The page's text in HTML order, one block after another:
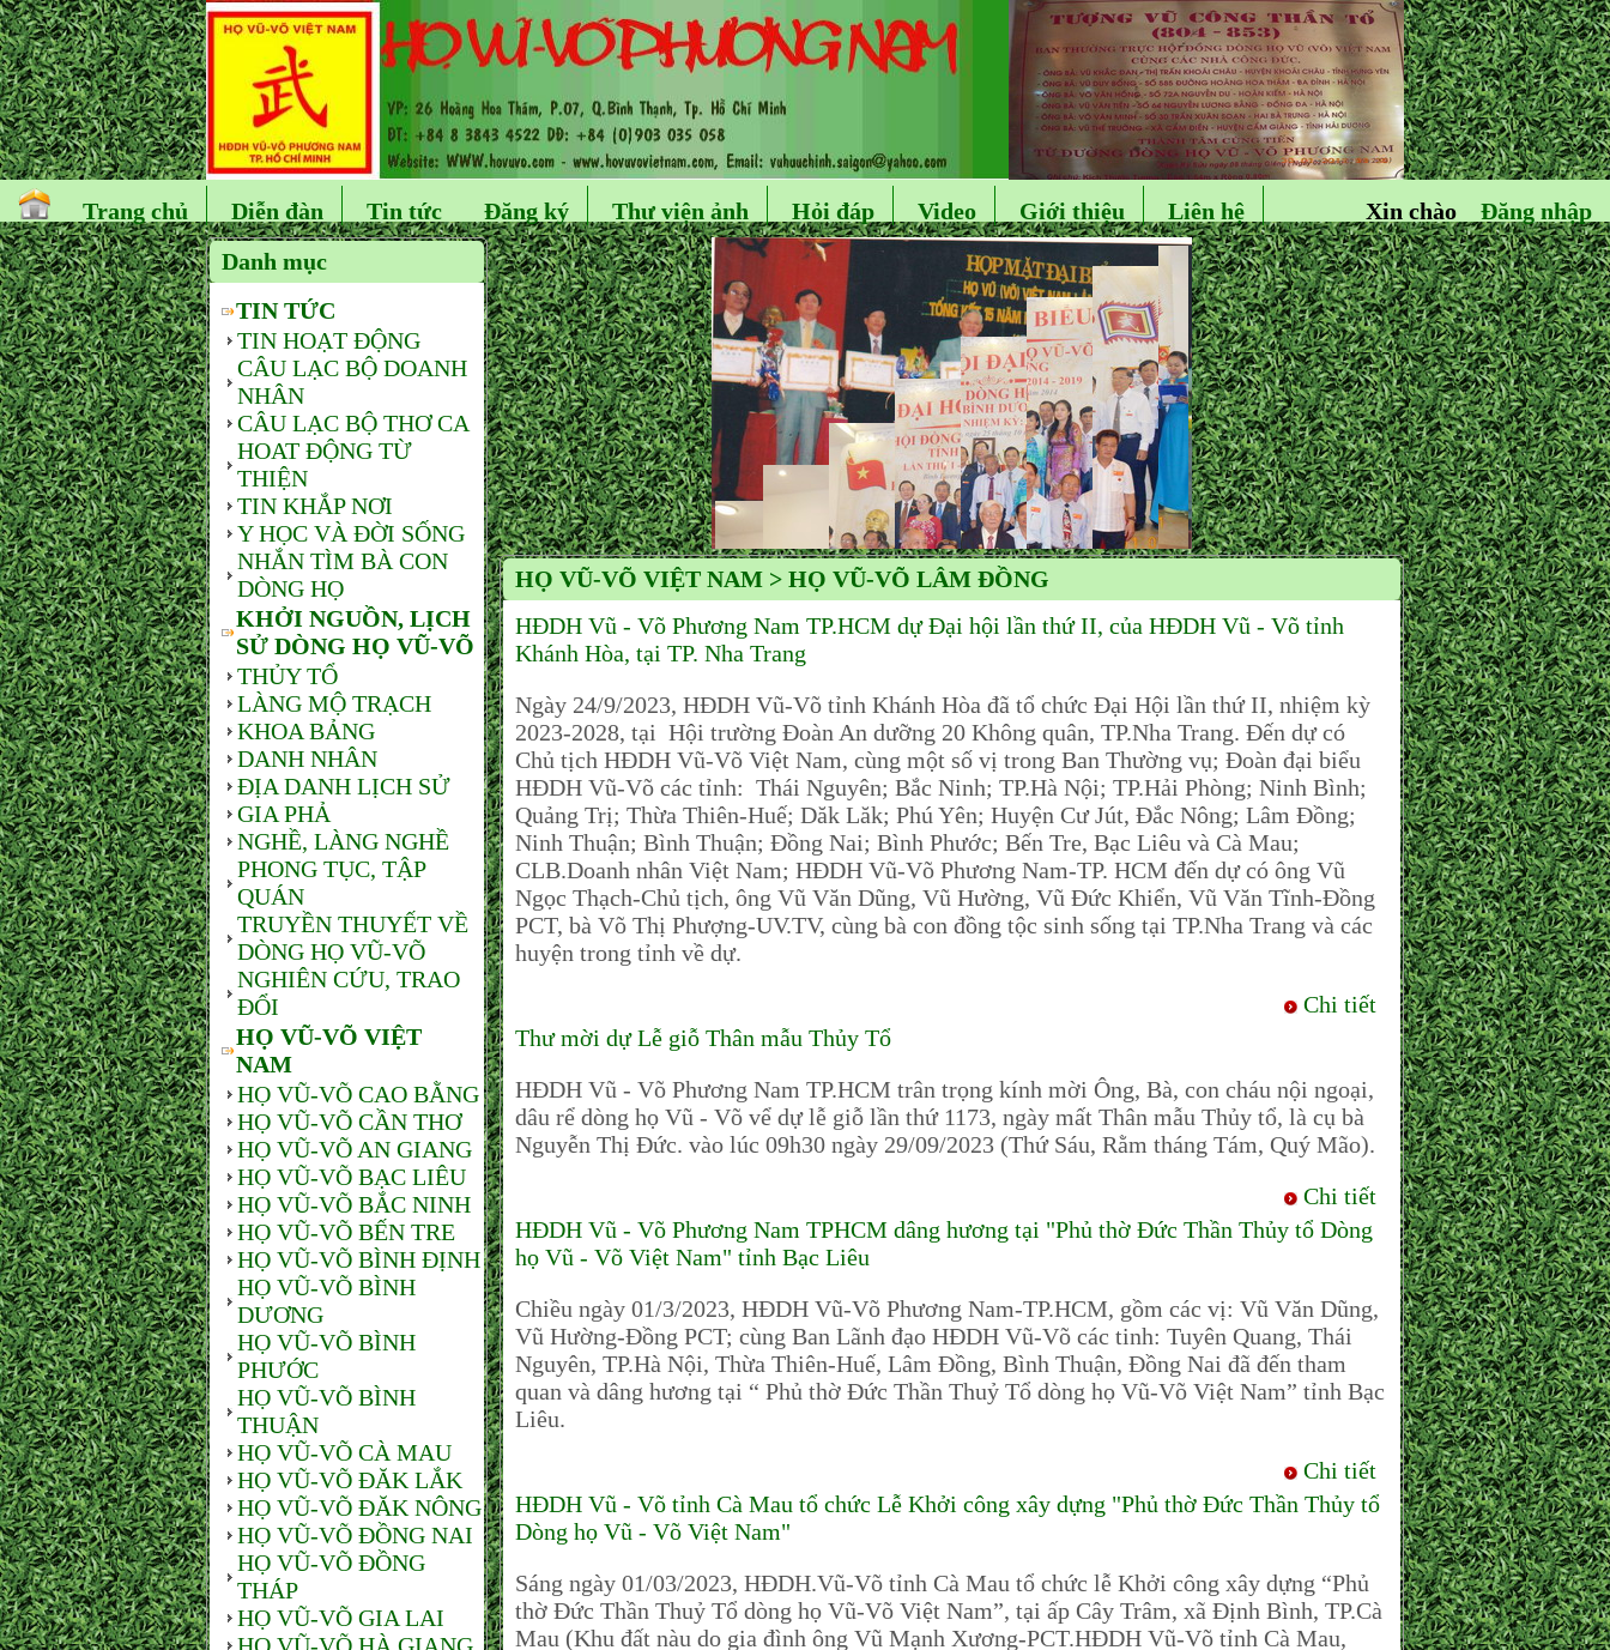
Trang chủ Diễn đàn Tin tức Đăng ký Thư viện ảnh Hỏi đáp Video Giới thiệu Liên hệ Đăng nhập
Xin chào
Danh mục
TIN TỨC
TIN HOẠT ĐỘNG
CÂU LẠC BỘ DOANH
NHÂN
CÂU LẠC BỘ THƠ CA
HOAT ĐỘNG TỪ
THIỆN
TIN KHẮP NƠI
Y HỌC VÀ ĐỜI SỐNG
NHẮN TÌM BÀ CON
DÒNG HỌ
KHỞI NGUỒN, LỊCH
SỬ DÒNG HỌ VŨ-VÕ
THỦY TỔ
LÀNG MỘ TRẠCH
KHOA BẢNG
DANH NHÂN
ĐỊA DANH LỊCH SỬ
GIA PHẢ
NGHỀ, LÀNG NGHỀ
PHONG TỤC, TẬP
QUÁN
TRUYỀN THUYẾT VỀ
DÒNG HỌ VŨ-VÕ
NGHIÊN CỨU, TRAO
ĐỔI
HỌ VŨ-VÕ VIỆT
NAM
HỌ VŨ-VÕ CAO BẰNG
HỌ VŨ-VÕ CẦN THƠ
HỌ VŨ-VÕ AN GIANG
HỌ VŨ-VÕ BẠC LIÊU
HỌ VŨ-VÕ BẮC NINH
HỌ VŨ-VÕ BẾN TRE
HỌ VŨ-VÕ BÌNH ĐỊNH
HỌ VŨ-VÕ BÌNH
DƯƠNG
HỌ VŨ-VÕ BÌNH
PHƯỚC
HỌ VŨ-VÕ BÌNH
THUẬN
HỌ VŨ-VÕ CÀ MAU
HỌ VŨ-VÕ ĐĂK LẮK
HỌ VŨ-VÕ ĐĂK NÔNG
HỌ VŨ-VÕ ĐỒNG NAI
HỌ VŨ-VÕ ĐỒNG
THÁP
HỌ VŨ-VÕ GIA LAI
HỌ VŨ-VÕ VIỆT NAM > HỌ VŨ-VÕ LÂM ĐỒNG
HĐDH Vũ - Võ Phương Nam TP.HCM dự Đại hội lần thứ II, của HĐDH Vũ - Võ tỉnh
Khánh Hòa, tại TP. Nha Trang
Ngày 24/9/2023, HĐDH Vũ-Võ tỉnh Khánh Hòa đã tổ chức Đại Hội lần thứ II, nhiệm kỳ
2023-2028, tại Hội trường Đoàn An dưỡng 20 Không quân, TP.Nha Trang. Đến dự có
Chủ tịch HĐDH Vũ-Võ Việt Nam, cùng một số vị trong Ban Thường vụ; Đoàn đại biểu
HĐDH Vũ-Võ các tỉnh: Thái Nguyên; Bắc Ninh; TP.Hà Nội; TP.Hải Phòng; Ninh Bình;
Quảng Trị; Thừa Thiên-Huế; Dăk Lăk; Phú Yên; Huyện Cư Jút, Đắc Nông; Lâm Đồng;
Ninh Thuận; Bình Thuận; Đồng Nai; Bình Phước; Bến Tre, Bạc Liêu và Cà Mau;
CLB.Doanh nhân Việt Nam; HĐDH Vũ-Võ Phương Nam-TP. HCM đến dự có ông Vũ
Ngọc Thạch-Chủ tịch, ông Vũ Văn Dũng, Vũ Hường, Vũ Đức Khiển, Vũ Văn Tĩnh-Đồng
PCT, bà Võ Thị Phượng-UV.TV, cùng bà con đồng tộc sinh sống tại TP.Nha Trang và các
huyện trong tỉnh về dự.
Chi tiết
Thư mời dự Lễ giỗ Thân mẫu Thủy Tổ
HĐDH Vũ - Võ Phương Nam TP.HCM trân trọng kính mời Ông, Bà, con cháu nội ngoại,
dâu rể dòng họ Vũ - Võ vể dự lễ giỗ lần thứ 1173, ngày mất Thân mẫu Thủy tổ, là cụ bà
Nguyễn Thị Đức. vào lúc 09h30 ngày 29/09/2023 (Thứ Sáu, Rằm tháng Tám, Quý Mão).
Chi tiết
HĐDH Vũ - Võ Phương Nam TPHCM dâng hương tại "Phủ thờ Đức Thần Thủy tổ Dòng
họ Vũ - Võ Việt Nam" tỉnh Bạc Liêu
Chiều ngày 01/3/2023, HĐDH Vũ-Võ Phương Nam-TP.HCM, gồm các vị: Vũ Văn Dũng,
Vũ Hường-Đồng PCT; cùng Ban Lãnh đạo HĐDH Vũ-Võ các tinh: Tuyên Quang, Thái
Nguyên, TP.Hà Nội, Thừa Thiên-Huế, Lâm Đồng, Bình Thuận, Đồng Nai đã đến tham
quan và dâng hương tại “ Phủ thờ Đức Thần Thuỷ Tổ dòng họ Vũ-Võ Việt Nam” tỉnh Bạc
Liêu.
Chi tiết
HĐDH Vũ - Võ tỉnh Cà Mau tổ chức Lễ Khởi công xây dựng "Phủ thờ Đức Thần Thủy tổ
Dòng họ Vũ - Võ Việt Nam"
Sáng ngày 01/03/2023, HĐDH.Vũ-Võ tỉnh Cà Mau tổ chức lễ Khởi công xây dựng “Phủ
thờ Đức Thần Thuỷ Tổ dòng họ Vũ-Võ Việt Nam”, tại ấp Cây Trâm, xã Định Bình, TP.Cà
Mau (Khu đất nàu do gia đình ông Vũ Mạnh Xương-PCT.HĐDH Vũ-Võ tỉnh Cà Mau,